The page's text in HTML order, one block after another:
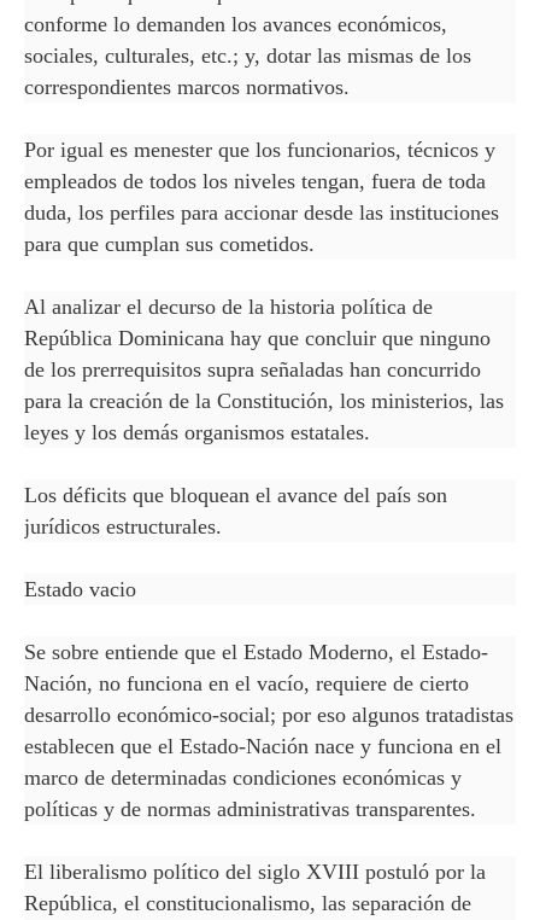
conforme lo demanden los avances económicos,
sociales, culturales, etc.; y, dotar las mismas de los
correspondientes marcos normativos.
Por igual es menester que los funcionarios, técnicos y
empleados de todos los niveles tengan, fuera de toda
duda, los perfiles para accionar desde las instituciones
para que cumplan sus cometidos.
Al analizar el decurso de la historia política de
República Dominicana hay que concluir que ninguno
de los prerrequisitos supra señaladas han concurrido
para la creación de la Constitución, los ministerios, las
leyes y los demás organismos estatales.
Los déficits que bloquean el avance del país son
jurídicos estructurales.
Estado vacio
Se sobre entiende que el Estado Moderno, el Estado-
Nación, no funciona en el vacío, requiere de cierto
desarrollo económico-social; por eso algunos tratadistas
establecen que el Estado-Nación nace y funciona en el
marco de determinadas condiciones económicas y
políticas y de normas administrativas transparentes.
El liberalismo político del siglo XVIII postuló por la
República, el constitucionalismo, las separación de